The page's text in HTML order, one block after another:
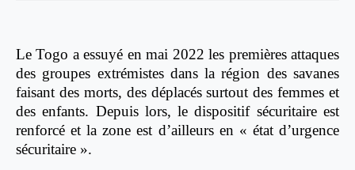
Le Togo a essuyé en mai 2022 les premières attaques
des groupes extrémistes dans la région des savanes
faisant des morts, des déplacés surtout des femmes et
des enfants. Depuis lors, le dispositif sécuritaire est
renforcé et la zone est d’ailleurs en « état d’urgence
sécuritaire ».